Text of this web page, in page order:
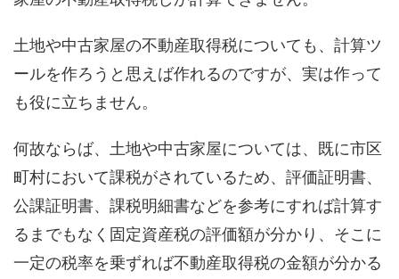
土地や中古家屋の不動産取得税についても、計算ツ
ールを作ろうと思えば作れるのですが、実は作って
も役に立ちません。
何故ならば、土地や中古家屋については、既に市区
町村において課税がされているため、評価証明書、
公課証明書、課税明細書などを参考にすれば計算す
るまでもなく固定資産税の評価額が分かり、そこに
一定の税率を乗ずれば不動産取得税の金額が分かる